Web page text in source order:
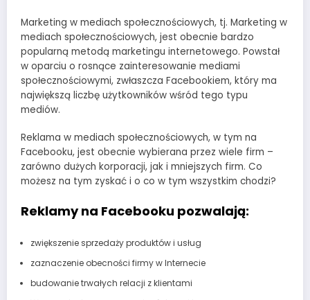
Marketing w mediach społecznościowych, tj. Marketing w
mediach społecznościowych, jest obecnie bardzo
popularną metodą marketingu internetowego. Powstał
w oparciu o rosnące zainteresowanie mediami
społecznościowymi, zwłaszcza Facebookiem, który ma
największą liczbę użytkowników wśród tego typu
mediów.
Reklama w mediach społecznościowych, w tym na
Facebooku, jest obecnie wybierana przez wiele firm –
zarówno dużych korporacji, jak i mniejszych firm. Co
możesz na tym zyskać i o co w tym wszystkim chodzi?
Reklamy na Facebooku pozwalają:
zwiększenie sprzedaży produktów i usług
zaznaczenie obecności firmy w Internecie
budowanie trwałych relacji z klientami